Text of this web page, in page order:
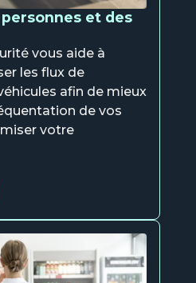
et des
vous aide à
les flux de
afin de mieux
de vos
votre